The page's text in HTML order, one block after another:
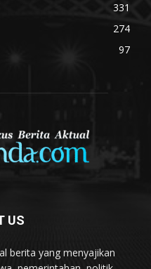
331
274
97
US
berita yang menyajikan